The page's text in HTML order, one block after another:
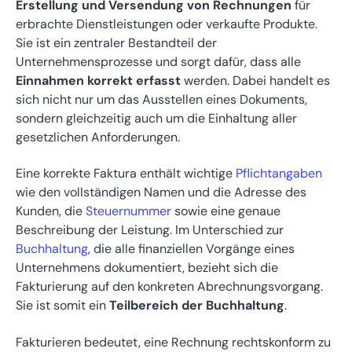
Erstellung und Versendung von Rechnungen für
erbrachte Dienstleistungen oder verkaufte Produkte.
Sie ist ein zentraler Bestandteil der
Unternehmensprozesse und sorgt dafür, dass alle
Einnahmen korrekt erfasstwerden. Dabei handelt es
sich nicht nur um das Ausstellen eines Dokuments,
sondern gleichzeitig auch um die Einhaltung aller
gesetzlichen Anforderungen.
Eine korrekte Faktura enthält wichtige Pflichtangaben
wie den vollständigen Namen und die Adresse des
Kunden, dieSteuernummersowie eine genaue
Beschreibung der Leistung. Im Unterschied zur
Buchhaltung, die alle finanziellen Vorgänge eines
Unternehmens dokumentiert, bezieht sich die
Fakturierung auf den konkreten Abrechnungsvorgang.
Sie ist somit einTeilbereich der Buchhaltung.
Fakturieren bedeutet, eine Rechnung rechtskonform zu